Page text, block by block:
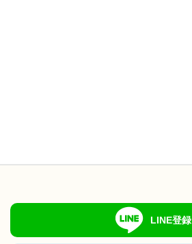
LINE登録